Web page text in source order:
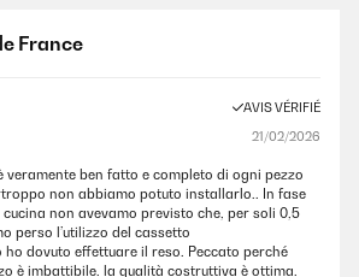
France
AVIS VÉRIFIÉ
21/02/2026
veramente ben fatto e completo di ogni pezzo
non abbiamo potuto installarlo.. In fase
non avevamo previsto che, per soli 0,5
perso l’utilizzo del cassetto
dovuto effettuare il reso. Peccato perché
è imbattibile. la qualità costruttiva è ottima.